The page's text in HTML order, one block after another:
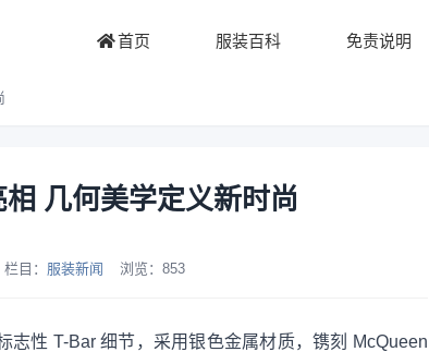
首页 服装百科 免责说明
几何美学定义新时尚
栏目： 服装新闻 浏览： 853
性 T-Bar 细节，采用银色金属材质，镌刻 McQueen